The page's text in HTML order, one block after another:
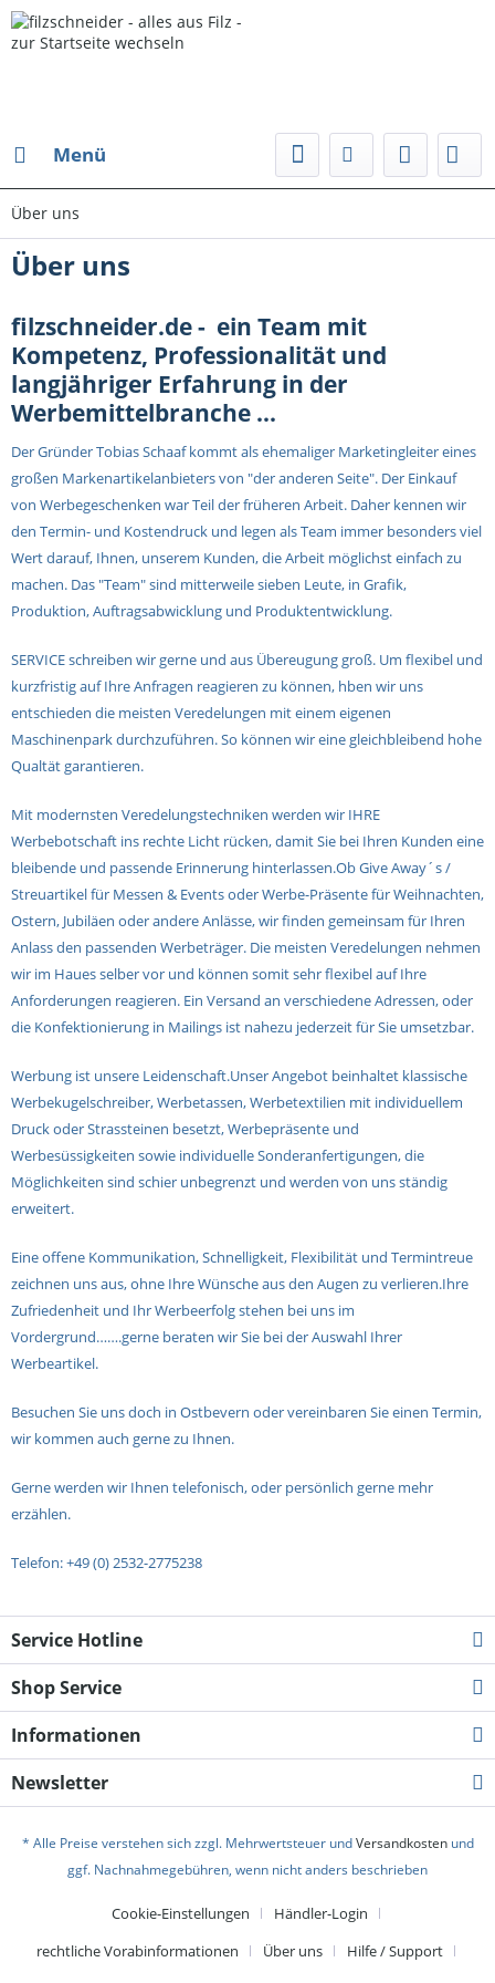
Menü
Über uns
Über uns
filzschneider.de - ein Team mit
Kompetenz, Professionalität und
langjähriger Erfahrung in der
Werbemittelbranche ...
Der Gründer Tobias Schaaf kommt als ehemaliger Marketingleiter eines
großen Markenartikelanbieters von "der anderen Seite". Der Einkauf
von Werbegeschenken war Teil der früheren Arbeit. Daher kennen wir
den Termin- und Kostendruck und legen als Team immer besonders viel
Wert darauf, Ihnen, unserem Kunden, die Arbeit möglichst einfach zu
machen. Das "Team" sind mitterweile sieben Leute, in Grafik,
Produktion, Auftragsabwicklung und Produktentwicklung.
SERVICE schreiben wir gerne und aus Übereugung groß. Um flexibel und
kurzfristig auf Ihre Anfragen reagieren zu können, hben wir uns
entschieden die meisten Veredelungen mit einem eigenen
Maschinenpark durchzuführen. So können wir eine gleichbleibend hohe
Qualtät garantieren.
Mit modernsten Veredelungstechniken werden wir IHRE
Werbebotschaft ins rechte Licht rücken, damit Sie bei Ihren Kunden eine
bleibende und passende Erinnerung hinterlassen.Ob Give Away´s /
Streuartikel für Messen & Events oder Werbe-Präsente für Weihnachten,
Ostern, Jubiläen oder andere Anlässe, wir finden gemeinsam für Ihren
Anlass den passenden Werbeträger. Die meisten Veredelungen nehmen
wir im Haues selber vor und können somit sehr flexibel auf Ihre
Anforderungen reagieren. Ein Versand an verschiedene Adressen, oder
die Konfektionierung in Mailings ist nahezu jederzeit für Sie umsetzbar.
Werbung ist unsere Leidenschaft.Unser Angebot beinhaltet klassische
Werbekugelschreiber, Werbetassen, Werbetextilien mit individuellem
Druck oder Strassteinen besetzt, Werbepräsente und
Werbesüssigkeiten sowie individuelle Sonderanfertigungen, die
Möglichkeiten sind schier unbegrenzt und werden von uns ständig
erweitert.
Eine offene Kommunikation, Schnelligkeit, Flexibilität und Termintreue
zeichnen uns aus, ohne Ihre Wünsche aus den Augen zu verlieren.Ihre
Zufriedenheit und Ihr Werbeerfolg stehen bei uns im
Vordergrund…….gerne beraten wir Sie bei der Auswahl Ihrer
Werbeartikel.
Besuchen Sie uns doch in Ostbevern oder vereinbaren Sie einen Termin,
wir kommen auch gerne zu Ihnen.
Gerne werden wir Ihnen telefonisch, oder persönlich gerne mehr
erzählen.
Telefon: +49 (0) 2532-2775238
Service Hotline
Shop Service
Informationen
Newsletter
* Alle Preise verstehen sich zzgl. Mehrwertsteuer undVersandkostenund
ggf. Nachnahmegebühren, wenn nicht anders beschrieben
Cookie-Einstellungen
Händler-Login
rechtliche Vorabinformationen
Über uns
Hilfe / Support